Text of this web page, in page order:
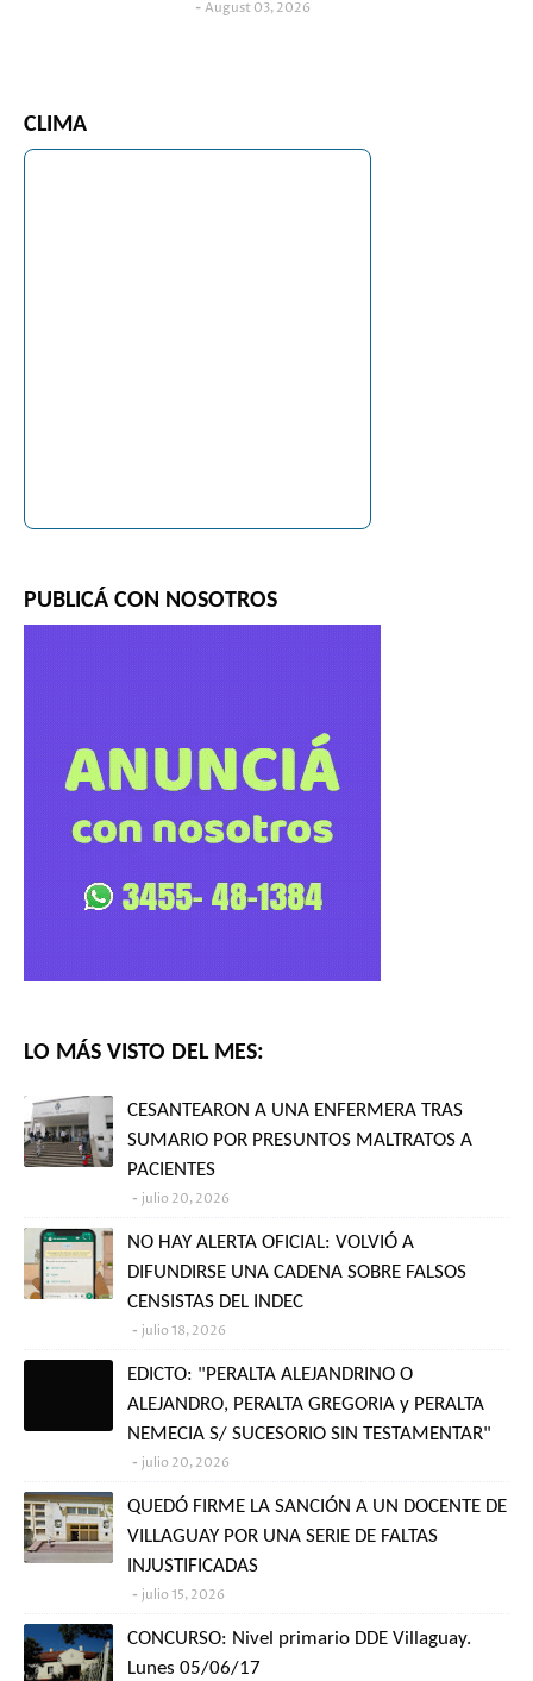
August 03, 2026
CLIMA
PUBLICÁ CON NOSOTROS
LO MÁS VISTO DEL MES:
CESANTEARON A UNA ENFERMERA TRAS
SUMARIO POR PRESUNTOS MALTRATOS A
PACIENTES
julio 20, 2026
NO HAY ALERTA OFICIAL: VOLVIÓ A
DIFUNDIRSE UNA CADENA SOBRE FALSOS
CENSISTAS DEL INDEC
julio 18, 2026
EDICTO: "PERALTA ALEJANDRINO O
ALEJANDRO, PERALTA GREGORIA y PERALTA
NEMECIA S/ SUCESORIO SIN TESTAMENTAR"
julio 20, 2026
QUEDÓ FIRME LA SANCIÓN A UN DOCENTE DE
VILLAGUAY POR UNA SERIE DE FALTAS
INJUSTIFICADAS
julio 15, 2026
CONCURSO: Nivel primario DDE Villaguay.
Lunes 05/06/17